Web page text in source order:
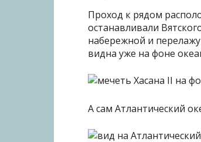
Проход к рядом
останавливали
набережной и
видна уже на фоне
А сам Атлантический